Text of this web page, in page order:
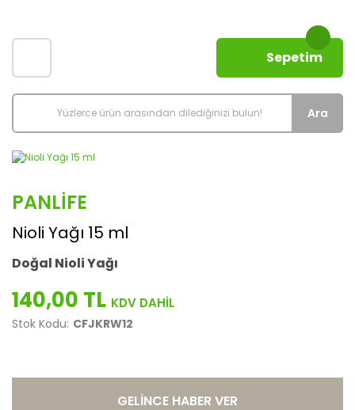
Ara
Sepetim
PANLIFE
Nioli Yağı 15 ml
Doğal Nioli Yağı
140,00 TL
Stok Kodu: CFJKRW12
GELİNCE HABER VER